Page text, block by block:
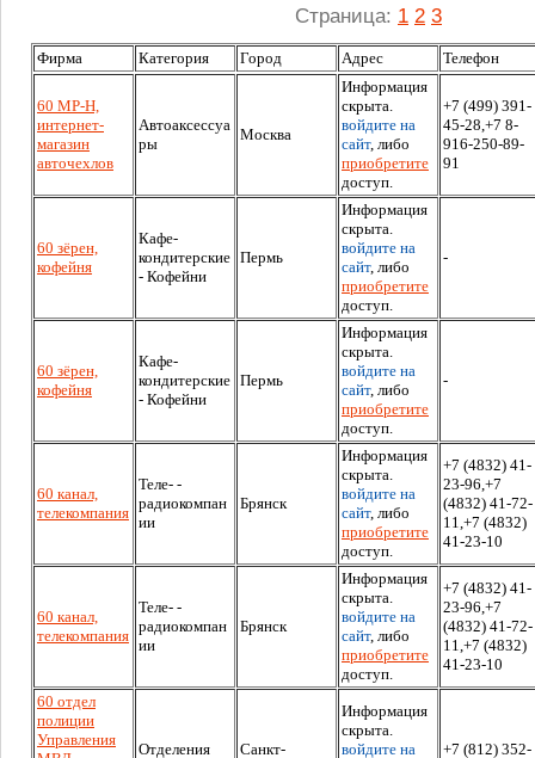
Страница: 1 2 3
Фирма Категория Город Адрес Телефон
60 MP-H,
интернет-
магазин
авточехлов
Автоаксессуа
ры
Москва
Информация
скрыта.
войдите на
сайт, либо
приобретите
доступ.
+7 (499) 391-
45-28,+7 8-
916-250-89-
91
60 зёрен,
кофейня
Кафе-
кондитерские
- Кофейни
Пермь
Информация
скрыта.
войдите на
сайт, либо
приобретите
доступ.
-
60 зёрен,
кофейня
Кафе-
кондитерские
- Кофейни
Пермь
Информация
скрыта.
войдите на
сайт, либо
приобретите
доступ.
-
60 канал,
телекомпания
Теле- -
радиокомпан
ии
Брянск
Информация
скрыта.
войдите на
сайт, либо
приобретите
доступ.
+7 (4832) 41-
23-96,+7
(4832) 41-72-
11,+7 (4832)
41-23-10
60 канал,
телекомпания
Теле- -
радиокомпан
ии
Брянск
Информация
скрыта.
войдите на
сайт, либо
приобретите
доступ.
+7 (4832) 41-
23-96,+7
(4832) 41-72-
11,+7 (4832)
41-23-10
60 отдел
полиции
Управления
Отделения
Санкт-
Информация
скрыта.
войдите на
+7 (812) 352-